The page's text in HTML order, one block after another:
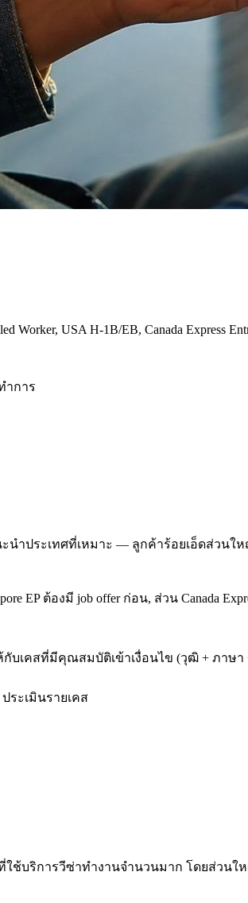
USA H-1B/EB, Canada Express
ำการ
ระเทศที่เหมาะ — ลูกค้าร้อยเอ็ดส่วนใหญ่
EP ต้องมี job offer ก่อน, ส่วน Canada
ให้กับเคสที่มีคุณสมบัติเข้าเงื่อนไข (วุฒิ +
ระเมินรายเคส
ใช้บริการวีซ่าทำงานจำนวนมาก โดยส่ว